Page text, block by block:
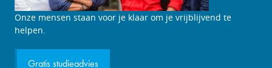
Studieadviesgesprek
aanvragen
Onze mensen staan voor je klaar om je vrijblijvend te
helpen.
Gratis studieadvies